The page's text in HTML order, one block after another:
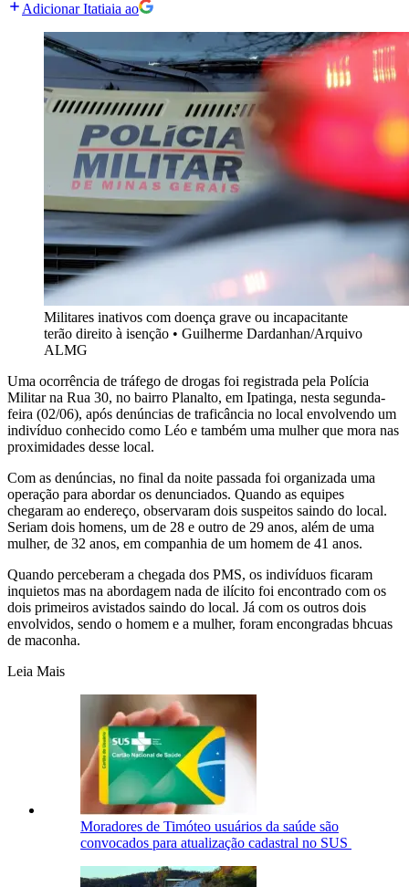
Adicionar Itatiaia ao
Militares inativos com doença grave ou incapacitante
terão direito à isenção • Guilherme Dardanhan/Arquivo
ALMG
Uma ocorrência de tráfego de drogas foi registrada pela Polícia
Militar na Rua 30, no bairro Planalto, em Ipatinga, nesta segunda-
feira (02/06), após denúncias de traficância no local envolvendo um
indivíduo conhecido como Léo e também uma mulher que mora nas
proximidades desse local.
Com as denúncias, no final da noite passada foi organizada uma
operação para abordar os denunciados. Quando as equipes
chegaram ao endereço, observaram dois suspeitos saindo do local.
Seriam dois homens, um de 28 e outro de 29 anos, além de uma
mulher, de 32 anos, em companhia de um homem de 41 anos.
Quando perceberam a chegada dos PMS, os indivíduos ficaram
inquietos mas na abordagem nada de ilícito foi encontrado com os
dois primeiros avistados saindo do local. Já com os outros dois
envolvidos, sendo o homem e a mulher, foram encongradas bhcuas
de maconha.
Leia Mais
Moradores de Timóteo usuários da saúde são
convocados para atualização cadastral no SUS